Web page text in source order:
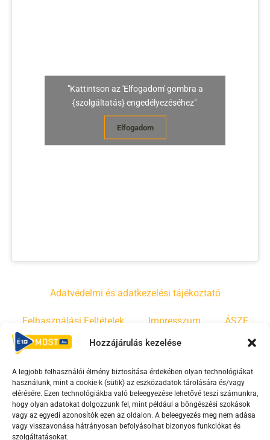
Hozzájárulás kezelése
A legjobb felhasználói élmény biztosítása érdekében olyan technológiákat
használunk, mint a cookie-k (sütik) az eszközadatok tárolására és/vagy
elérésére. Ezen technológiákba való beleegyezése lehetővé teszi számunkra,
hogy olyan adatokat dolgozzunk fel, mint például a böngészési szokások
vagy az egyedi azonosítók ezen az oldalon. A beleegyezés meg nem adása
vagy visszavonása hátrányosan befolyásolhat bizonyos funkciókat és
szolgáltatásokat.
"Kattintson az 'Elfogadom' gombra a
{szolgáltatás} engedélyezéséhez"
Elfogadom
Adatvédelmi és adatkezelési tájékoztató
Felhasználási Feltételek Impresszum ÁSZF
Irányelvek Moderálási szabályzat
F
a
c
Y
o
u
T
i
k